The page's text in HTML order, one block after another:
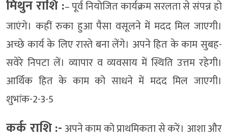
मिथुन राशि :– पूर्व नियोजित कार्यक्रम सरलता से संपन्न हो
जाएंगे। कहीं रुका हुआ पैसा वसूलने में मदद मिल जाएगी।
अच्छे कार्य के लिए रास्ते बना लेंगे। अपने हित के काम सुबह-
सवेरे निपटा लें। व्यापार व व्यवसाय में स्थिति उत्तम रहेगी।
आर्थिक हित के काम को साधने में मदद मिल जाएगी।
शुभांक-2-3-5
कर्क राशि :- अपने काम को प्राथमिकता से करें। आशा और